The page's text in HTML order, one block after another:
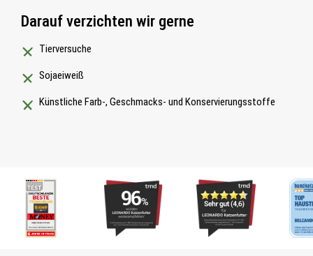
Darauf verzichten wir gerne
Tierversuche
Sojaeiweiß
Künstliche Farb-, Geschmacks- und Konservierungsstoffe